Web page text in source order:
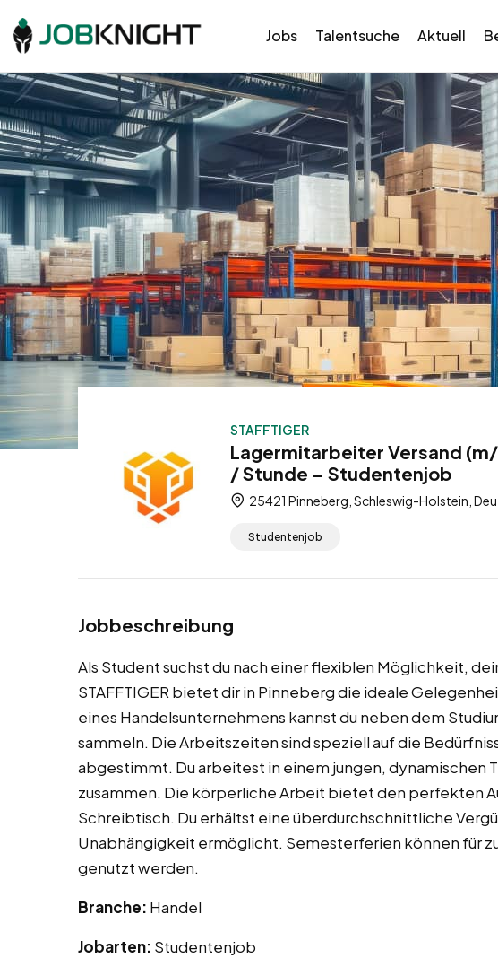
Jobs Talentsuche Aktuell
STAFFTIGER
Lagermitarbeiter Versand
/ Stunde – Studentenjob
25421 Pinneberg, Schleswig-Holstein,
Studentenjob
Jobbeschreibung
Als Student suchst du nach einer flexiblen Möglichkeit,
STAFFTIGER bietet dir in Pinneberg die ideale
eines Handelsunternehmens kannst du neben dem
sammeln. Die Arbeitszeiten sind speziell auf die
abgestimmt. Du arbeitest in einem jungen, dynamischen
zusammen. Die körperliche Arbeit bietet den perfekten
Schreibtisch. Du erhältst eine überdurchschnittliche
Unabhängigkeit ermöglicht. Semesterferien können für
genutzt werden.
Branche: Handel
Jobarten: Studentenjob